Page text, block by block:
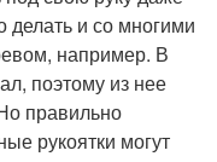
делать и со многими
например. В
поэтому из нее
правильно
рукоятки могут